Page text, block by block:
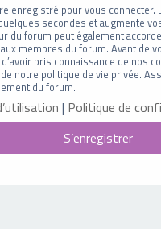
enregistré pour vous connecter.
secondes et augmente
du forum peut également
membres du forum. Avant de
pris connaissance de nos
notre politique de vie privée.
du forum.
| Politique de
S’enregistrer